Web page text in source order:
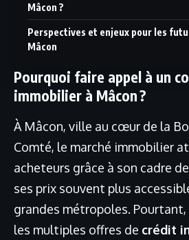
Mâcon ?
Perspectives et enjeux pour les
Mâcon
Pourquoi faire appel à un
immobilier à Mâcon ?
À Mâcon, ville au cœur de la
Comté, le marché immobilier
acheteurs grâce à son cadre
ses prix souvent plus
grandes métropoles. Pourtant,
les multiples offres de crédit